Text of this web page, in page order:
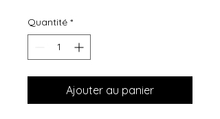
Quantité *
Ajouter au panier